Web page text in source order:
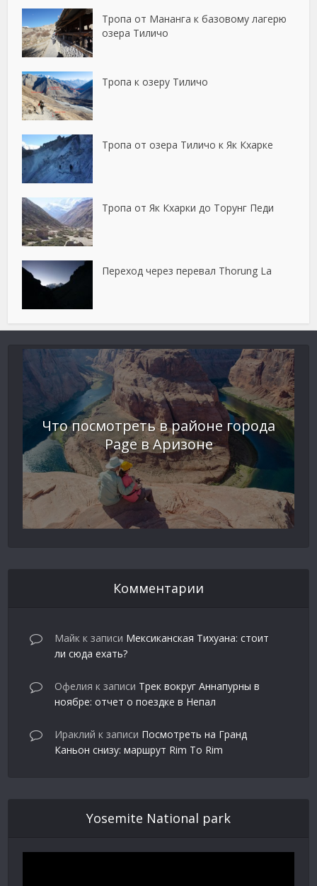
Тропа от Мананга к базовому лагерю
озера Тиличо
Тропа к озеру Тиличо
Тропа от озера Тиличо к Як Кхарке
Тропа от Як Кхарки до Торунг Педи
Переход через перевал Thorung La
Что посмотреть в районе города
Page в Аризоне
Комментарии
Майк к записи Мексиканская Тихуана: стоит
ли сюда ехать?
Офелия к записи Трек вокруг Аннапурны в
ноябре: отчет о поездке в Непал
Ираклий к записи Посмотреть на Гранд
Каньон снизу: маршрут Rim To Rim
Yosemite National park